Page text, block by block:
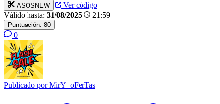
ASOSNEW
Ver código
Válido hasta: 31/08/2025 21:59
Puntuación: 80
0
Publicado porMirY_oFerTas